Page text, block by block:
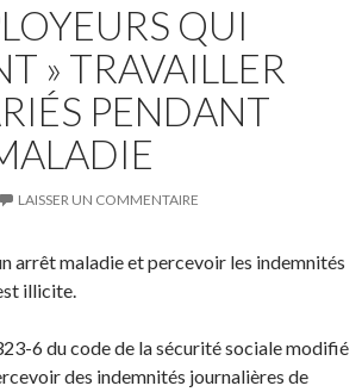
QUI
» TRAVAILLER
PENDANT
LAISSER UN COMMENTAIRE
arrêt maladie et percevoir les indemnités
illicite.
6 du code de la sécurité sociale modifié
des indemnités journalières de